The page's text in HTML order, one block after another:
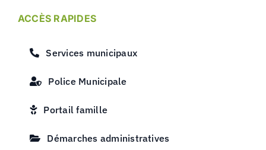
ACCÈS RAPIDES
Services municipaux
Police Municipale
Portail famille
Démarches administratives